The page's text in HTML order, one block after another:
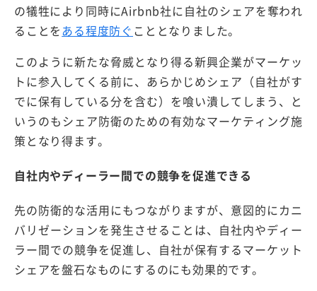
の犠牲により同時にAirbnb社に自社のシェアを奪われ
ることをある程度防ぐ こととなりました。
このように新たな脅威となり得る新興企業がマーケッ
トに参入してくる前に、あらかじめシェア（自社がす
でに保有している分を含む）を喰い潰してしまう、と
いうのもシェア防衛のための有効なマーケティング施
策となり得ます。
自社内やディーラー間での競争を促進できる
先の防衛的な活用にもつながりますが、意図的にカニ
バリゼーションを発生させることは、自社内やディー
ラー間での競争を促進し、自社が保有するマーケット
シェアを盤石なものにするのにも効果的です。